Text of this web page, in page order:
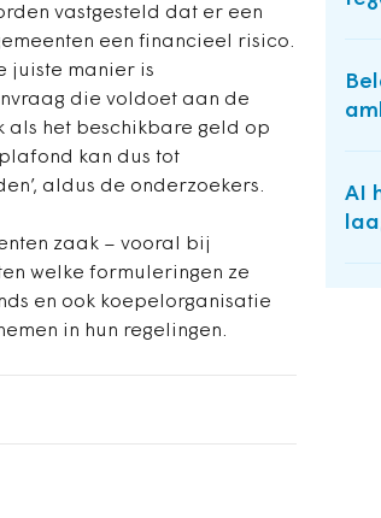
AI
vastgesteld dat er een
een financieel risico.
juiste manier is
die voldoet aan de
als het beschikbare geld op
kan dus tot
aldus de onderzoekers.
zaak – vooral bij
welke formuleringen ze
en ook koepelorganisatie
in hun regelingen.